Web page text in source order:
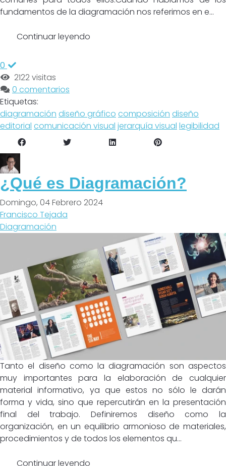
fundamentos de la diagramación nos referimos en e...
Continuar leyendo
0
2122 visitas
0 comentarios
Etiquetas:
diagramación diseño gráfico composición diseño
editorial comunicación visual jerarquía visual legibilidad
¿Qué es Diagramación?
Domingo, 04 Febrero 2024
Francisco Tejada
Diagramación
Tanto el diseño como la diagramación son aspectos
muy importantes para la elaboración de cualquier
material informativo, ya que estos no sólo le darán
forma y vida, sino que repercutirán en la presentación
final del trabajo. Definiremos diseño como la
organización, en un equilibrio armonioso de materiales,
procedimientos y de todos los elementos qu...
Continuar leyendo